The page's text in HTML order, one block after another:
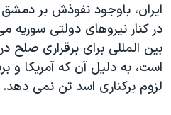
ایران، باوجود نفوذش بر
در کنار نیروهای دولتی سوریه
بین المللی برای برقراری صلح
است، به دلیل آن که آمریکا و
لزوم برکناری اسد تن نمی دهد.